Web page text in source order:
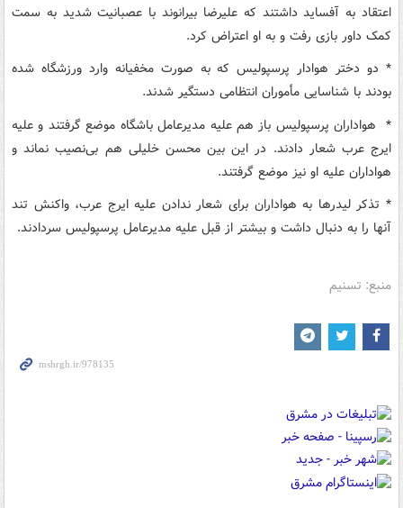
اعتقاد به آفساید داشتند که علیرضا بیرانوند با عصبانیت شدید به سمت
کمک داور بازی رفت و به او اعتراض کرد.
* دو دختر هوادار پرسپولیس که به صورت مخفیانه وارد ورزشگاه شده
بودند با شناسایی مأموران انتظامی دستگیر شدند.
* هواداران پرسپولیس باز هم علیه مدیرعامل باشگاه موضع گرفتند و علیه
ایرج عرب شعار دادند. در این بین محسن خلیلی هم بی‌نصیب نماند و
هواداران علیه او نیز موضع گرفتند.
* تذکر لیدرها به هواداران برای شعار ندادن علیه ایرج عرب، واکنش تند
آنها را به دنبال داشت و بیشتر از قبل علیه مدیرعامل پرسپولیس سردادند.
منبع: تسنیم